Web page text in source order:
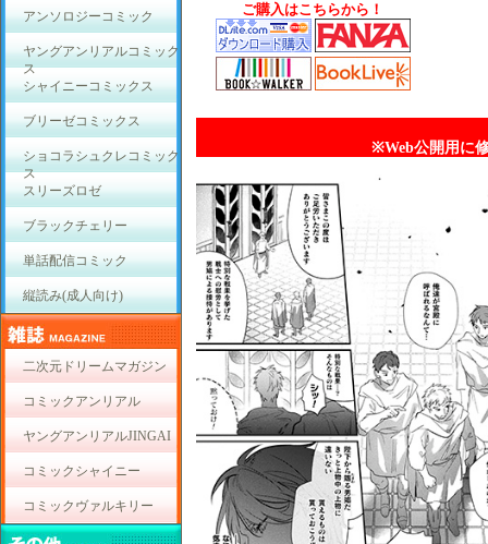
アンソロジーコミック
ヤングアンリアルコミック
ス
シャイニーコミックス
ブリーゼコミックス
ショコラシュクレコミック
ス
スリーズロゼ
ブラックチェリー
単話配信コミック
縦読み(成人向け)
二次元ドリームマガジン
コミックアンリアル
ヤングアンリアルJINGAI
コミックシャイニー
コミックヴァルキリー
ご購入はこちらから！
※Web公開用に